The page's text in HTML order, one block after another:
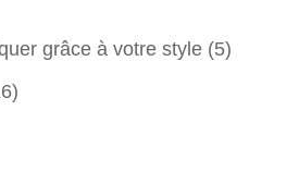
grâce à votre style(5)